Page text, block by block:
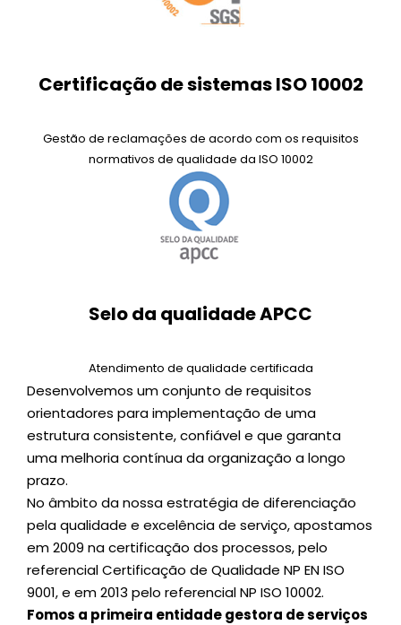
Certificação de sistemas ISO 10002
Gestão de reclamações de acordo com os requisitos
normativos de qualidade da ISO 10002
Selo da qualidade APCC
Atendimento de qualidade certificada
Desenvolvemos um conjunto de requisitos
orientadores para implementação de uma
estrutura consistente, confiável e que garanta
uma melhoria contínua da organização a longo
prazo.
No âmbito da nossa estratégia de diferenciação
pela qualidade e excelência de serviço, apostamos
em 2009 na certificação dos processos, pelo
referencial Certificação de Qualidade NP EN ISO
9001, e em 2013 pelo referencial NP ISO 10002.
Fomos a primeira entidade gestora de serviços